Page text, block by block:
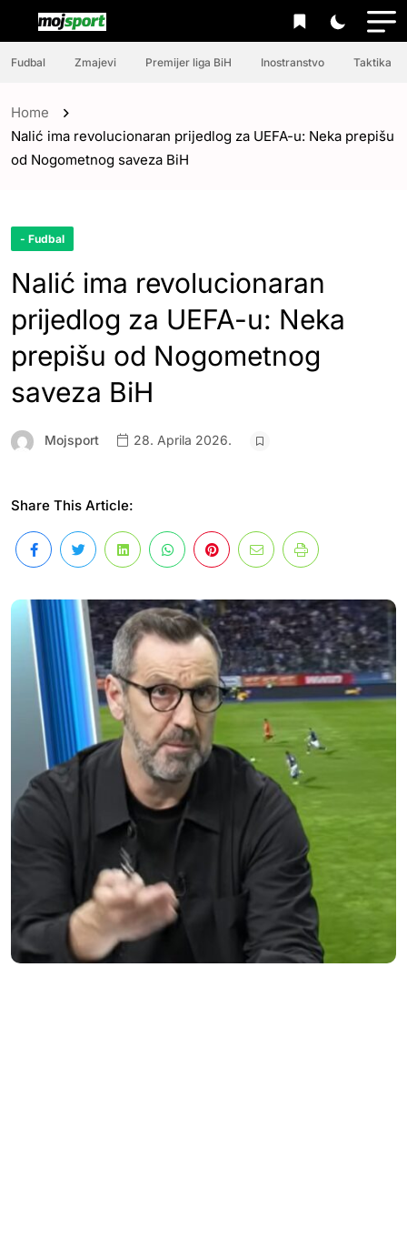
Fudbal Zmajevi Premijer liga BiH Inostranstvo Taktika
Home
Nalić ima revolucionaran prijedlog za UEFA-u: Neka prepišu
od Nogometnog saveza BiH
- Fudbal
Nalić ima revolucionaran
prijedlog za UEFA-u: Neka
prepišu od Nogometnog
saveza BiH
Mojsport 28. Aprila 2026.
Share This Article: